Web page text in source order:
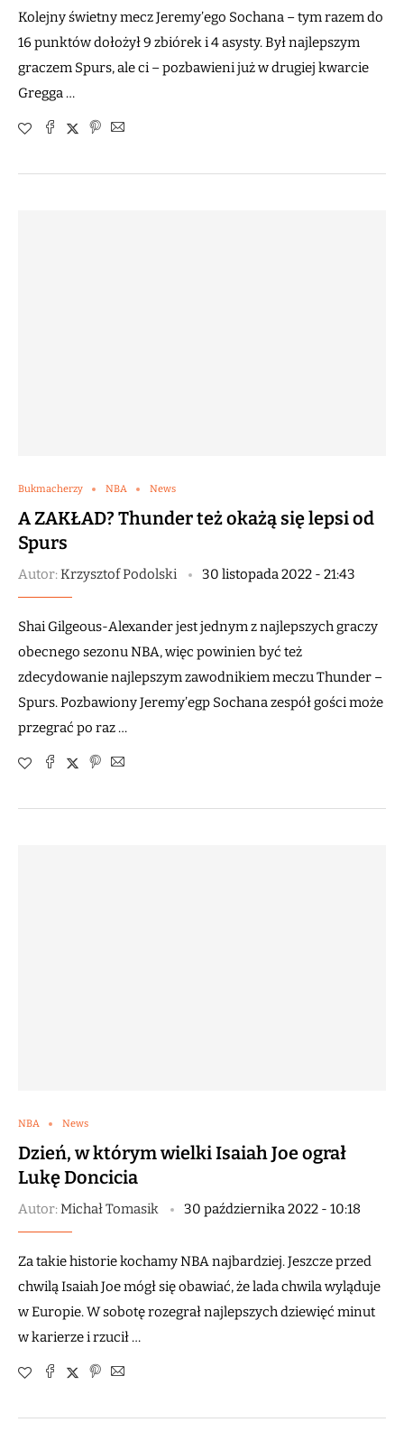
Kolejny świetny mecz Jeremy’ego Sochana – tym razem do
16 punktów dołożył 9 zbiórek i 4 asysty. Był najlepszym
graczem Spurs, ale ci – pozbawieni już w drugiej kwarcie
Gregga …
Bukmacherzy NBA News
A ZAKŁAD? Thunder też okażą się lepsi od
Spurs
Autor:Krzysztof Podolski 30 listopada 2022 - 21:43
Shai Gilgeous-Alexander jest jednym z najlepszych graczy
obecnego sezonu NBA, więc powinien być też
zdecydowanie najlepszym zawodnikiem meczu Thunder –
Spurs. Pozbawiony Jeremy’egp Sochana zespół gości może
przegrać po raz …
NBA News
Dzień, w którym wielki Isaiah Joe ograł
Lukę Doncicia
Autor:Michał Tomasik 30 października 2022 - 10:18
Za takie historie kochamy NBA najbardziej. Jeszcze przed
chwilą Isaiah Joe mógł się obawiać, że lada chwila wyląduje
w Europie. W sobotę rozegrał najlepszych dziewięć minut
w karierze i rzucił …